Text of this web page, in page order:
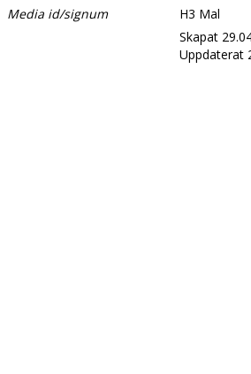
Media id/signum
H3 Mal
Skapat
Uppdaterat